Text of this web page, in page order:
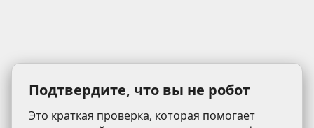
Подтвердите, что вы не робот
Это краткая проверка, которая помогает